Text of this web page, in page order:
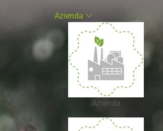
Azienda
Azienda